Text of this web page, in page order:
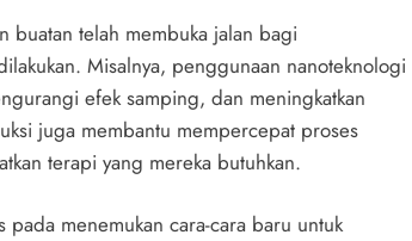
buatan telah membuka jalan bagi
Misalnya, penggunaan nanoteknologi
efek samping, dan meningkatkan
juga membantu mempercepat proses
terapi yang mereka butuhkan.
menemukan cara-cara baru untuk